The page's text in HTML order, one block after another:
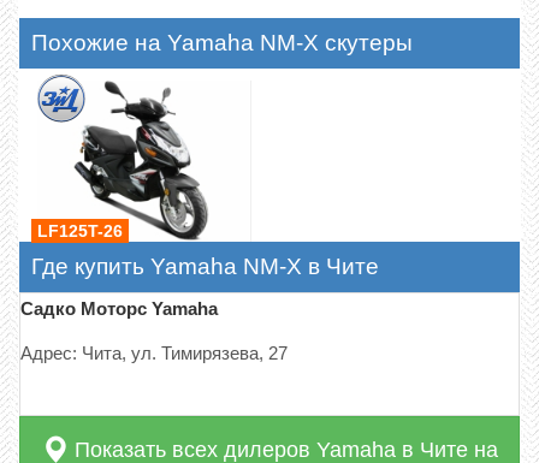
Похожие на Yamaha NM-X скутеры
LF125T-26
Где купить Yamaha NM-X в Чите
Садко Моторс Yamaha
Адрес: Чита, ул. Тимирязева, 27
Показать всех дилеров Yamaha в Чите на